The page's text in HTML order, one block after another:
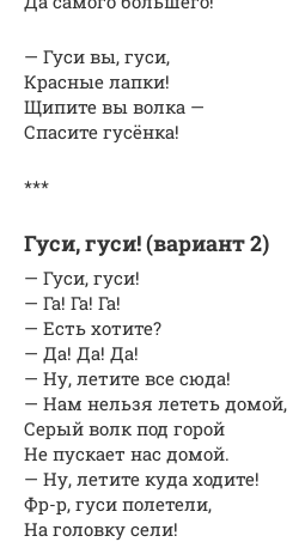
— Гуси вы, гуси,
Красные лапки!
Щипите вы волка —
Спасите гусёнка!
***
Гуси, гуси! (вариант 2)
— Гуси, гуси!
— Га! Га! Га!
— Есть хотите?
— Да! Да! Да!
— Ну, летите все сюда!
— Нам нельзя лететь домой,
Серый волк под горой
Не пускает нас домой.
— Ну, летите куда ходите!
Фр-р, гуси полетели,
На головку сели!